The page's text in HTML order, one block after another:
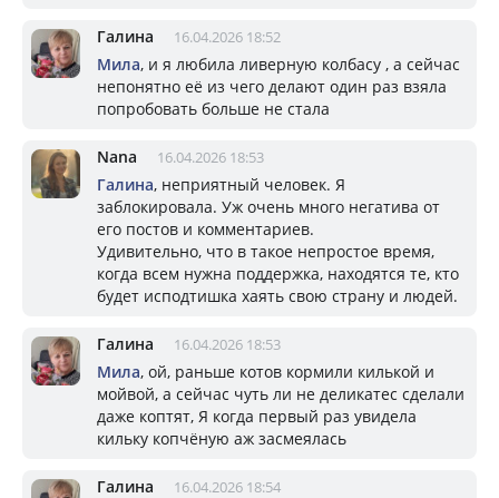
Галина 16.04.2026 18:52
Мила, и я любила ливерную колбасу , а сейчас
непонятно её из чего делают один раз взяла
попробовать больше не стала
Nana 16.04.2026 18:53
Галина, неприятный человек. Я
заблокировала. Уж очень много негатива от
его постов и комментариев.
Удивительно, что в такое непростое время,
когда всем нужна поддержка, находятся те, кто
будет исподтишка хаять свою страну и людей.
Галина 16.04.2026 18:53
Мила, ой, раньше котов кормили килькой и
мойвой, а сейчас чуть ли не деликатес сделали
даже коптят, Я когда первый раз увидела
кильку копчёную аж засмеялась
Галина 16.04.2026 18:54